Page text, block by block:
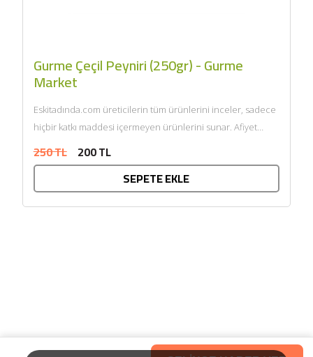
Gurme Çeçil Peyniri (250gr) - Gurme
Market
Eskitadında.com üreticilerin tüm ürünlerini inceler, sadece
hiçbir katkı maddesi içermeyen ürünlerini sunar. Afiyet
250 TL 200 TL
SEPETE EKLE